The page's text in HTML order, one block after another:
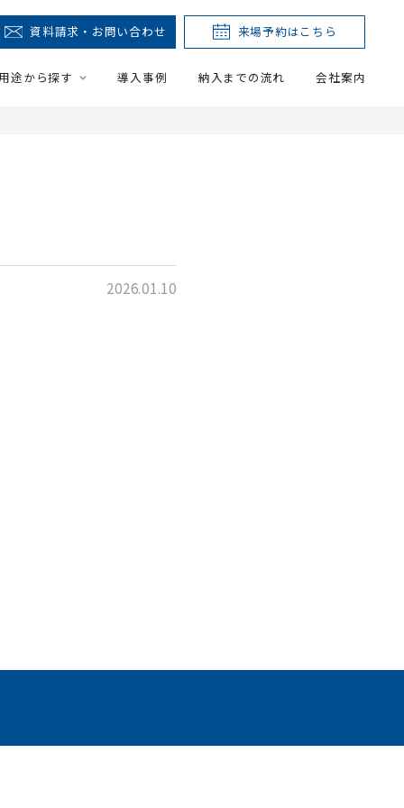
資料請求・お問い合わせ 来場予約はこちら
途から探す 導入事例 納入までの流れ 会社案内
2026.01.10